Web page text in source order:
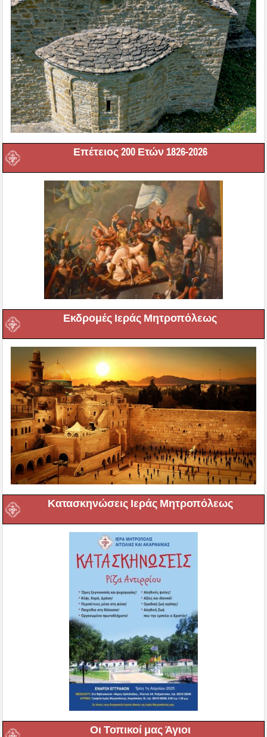
Επέτειος 200 Ετών 1826-2026
Εκδρομές Ιεράς Μητροπόλεως
Κατασκηνώσεις Ιεράς Μητροπόλεως
Οι Τοπικοί μας Άγιοι